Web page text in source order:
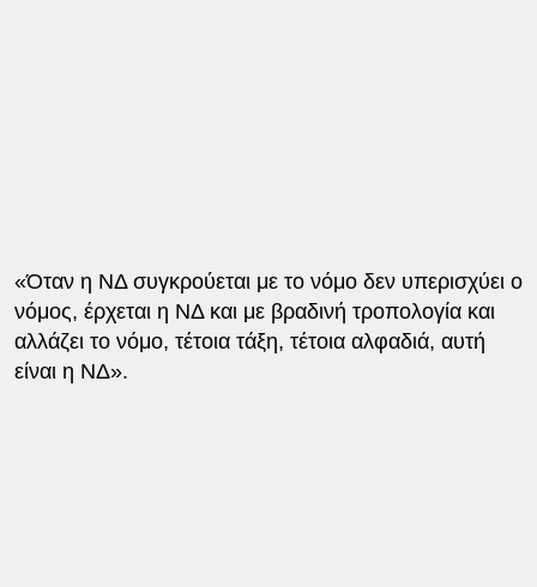
«Όταν η ΝΔ συγκρούεται με το νόμο δεν υπερισχύει ο
νόμος, έρχεται η ΝΔ και με βραδινή τροπολογία και
αλλάζει το νόμο, τέτοια τάξη, τέτοια αλφαδιά, αυτή
είναι η ΝΔ».